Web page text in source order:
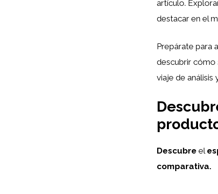
artículo.
destacar en el
Prepárate para
descubrir cómo
viaje de
Descubre el
comparativa.